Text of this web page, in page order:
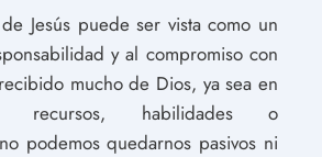
Jesús puede ser vista como un
y al compromiso con
mucho de Dios, ya sea en
recursos, habilidades o
podemos quedarnos pasivos ni